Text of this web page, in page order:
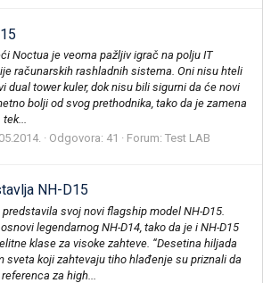
Noctua je veoma pažljiv igrač na polju IT
računarskih rashladnih sistema. Oni nisu hteli
dual tower kuler, dok nisu bili sigurni da će novi
bolji od svog prethodnika, tako da je zamena
Odgovora: 41 Forum: Test LAB
NH-D15
svoj novi flagship model NH-D15.
legendarnog NH-D14, tako da je i NH-D15
klase za visoke zahteve. “Desetina hiljada
sveta koji zahtevaju tiho hlađenje su priznali da
za high...